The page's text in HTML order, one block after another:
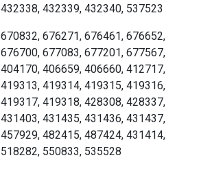
432338, 432339, 432340, 537523
670832, 676271, 676461, 676652,
676700, 677083, 677201, 677567,
404170, 406659, 406660, 412717,
419313, 419314, 419315, 419316,
419317, 419318, 428308, 428337,
431403, 431435, 431436, 431437,
457929, 482415, 487424, 431414,
518282, 550833, 535528